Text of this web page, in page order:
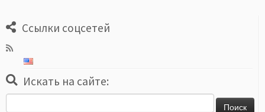
Ссылки соцсетей
Искать на сайте: